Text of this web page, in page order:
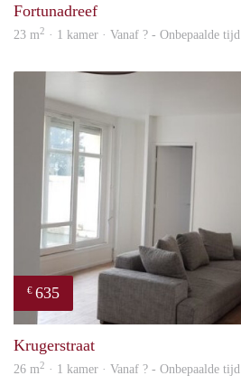
Fortunadreef
23 m2 · 1 kamer · Vanaf ? - Onbepaalde tijd
€ 635
Krugerstraat
26 m2 · 1 kamer · Vanaf ? - Onbepaalde tijd